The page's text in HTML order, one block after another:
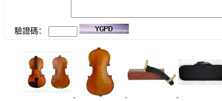
驗證碼：